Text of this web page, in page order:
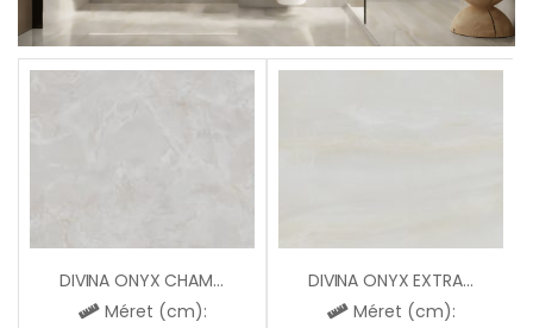
DIVINA ONYX CHAMPAGNE LAPPATO
Méret (cm):
DIVINA ONYX EXTRA LAPPATO
Méret (cm):